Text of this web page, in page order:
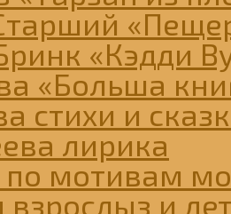
«Кэдди
«Больша
стихи и
лирика
мотивам
взрослыз и